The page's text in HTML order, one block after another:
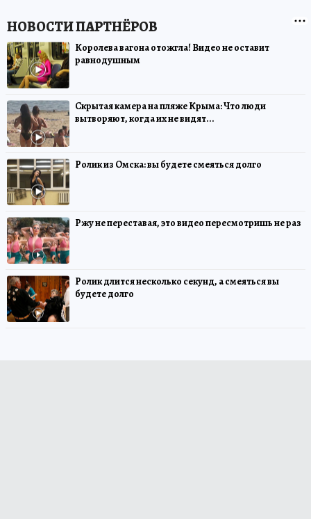
Королева вагона отожгла! Видео не оставит
равнодушным
Скрытая камера на пляже Крыма: Что люди
вытворяют, когда их не видят...
Ролик из Омска: вы будете смеяться долго
Ржу не переставая, это видео пересмотришь не раз
Ролик длится несколько секунд, а смеяться вы
будете долго